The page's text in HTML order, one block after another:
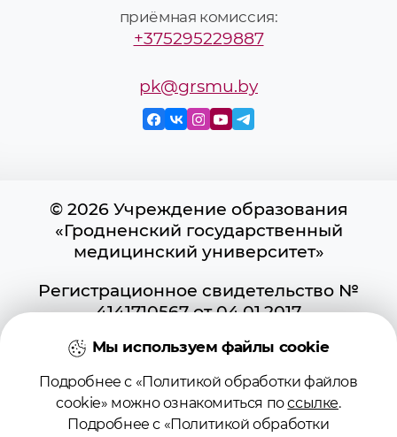
приёмная комиссия:
+375295229887
pk@grsmu.by
© 2026 Учреждение образования
«Гродненский государственный
медицинский университет»
Регистрационное свидетельство №
4141710567 от 04.01.2017
информационных ресурсов
Использование материалов сайта
возможно при условии указания
активной ссылки на первоисточник.
Мы используем файлы cookie
Подробнее с «Политикой обработки файлов
cookie» можно ознакомиться поссылке.
Подробнее с «Политикой обработки